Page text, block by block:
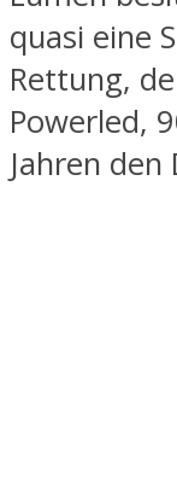
quasi eine
Rettung,
Powerled,
Jahren